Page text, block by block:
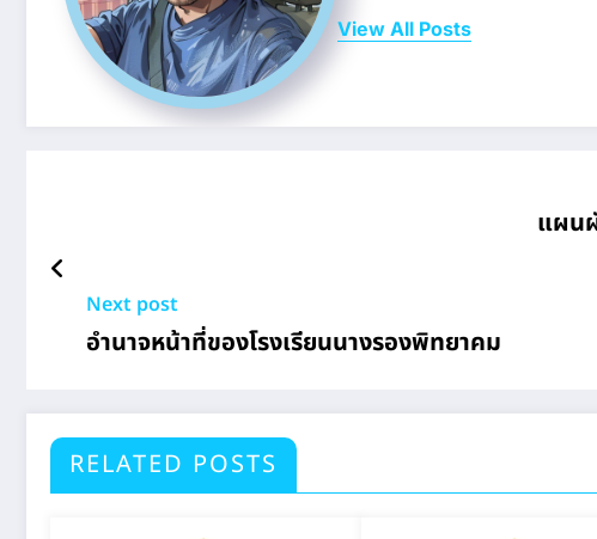
View All Posts
แผน
Next post
อำนาจหน้าที่ของโรงเรียนนางรองพิทยาคม
RELATED POSTS